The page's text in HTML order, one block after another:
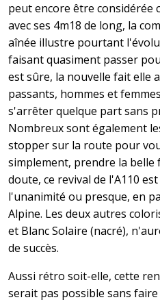
peut encore être considérée
avec ses 4m18 de long, la
aînée illustre pourtant
faisant quasiment passer
est sûre, la nouvelle fait elle
passants, hommes et
s'arrêter quelque part sans
Nombreux sont également
stopper sur la route pour
simplement, prendre la belle
doute, ce revival de l'A110
l'unanimité ou presque, en
Alpine. Les deux autres
et Blanc Solaire (nacré),
de succès.
Aussi rétro soit-elle, cette
serait pas possible sans